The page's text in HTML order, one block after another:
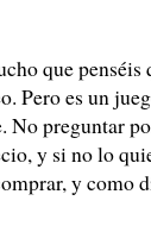
que
Pero es un
preguntar
y si no lo
y como